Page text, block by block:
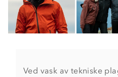
Ved vask av tekniske